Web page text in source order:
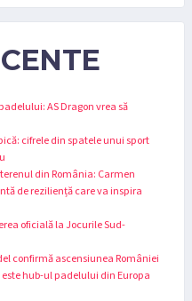
AS Dragon vrea să
cifrele din spatele unui sport
din România: Carmen
de reziliență care va inspira
oficială la Jocurile Sud-
confirmă ascensiunea României
hub-ul padelului din Europa